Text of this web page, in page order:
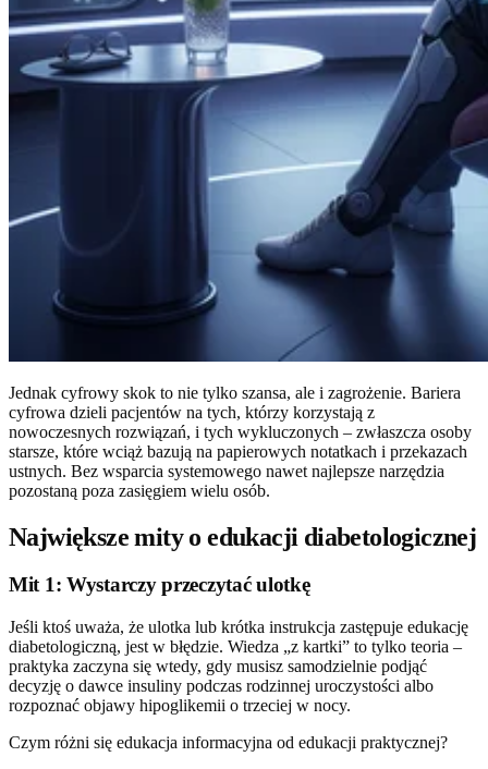
Jednak cyfrowy skok to nie tylko szansa, ale i zagrożenie. Bariera
cyfrowa dzieli pacjentów na tych, którzy korzystają z
nowoczesnych rozwiązań, i tych wykluczonych – zwłaszcza osoby
starsze, które wciąż bazują na papierowych notatkach i przekazach
ustnych. Bez wsparcia systemowego nawet najlepsze narzędzia
pozostaną poza zasięgiem wielu osób.
Największe mity o edukacji diabetologicznej
Mit 1: Wystarczy przeczytać ulotkę
Jeśli ktoś uważa, że ulotka lub krótka instrukcja zastępuje edukację
diabetologiczną, jest w błędzie. Wiedza „z kartki” to tylko teoria –
praktyka zaczyna się wtedy, gdy musisz samodzielnie podjąć
decyzję o dawce insuliny podczas rodzinnej uroczystości albo
rozpoznać objawy hipoglikemii o trzeciej w nocy.
Czym różni się edukacja informacyjna od edukacji praktycznej?